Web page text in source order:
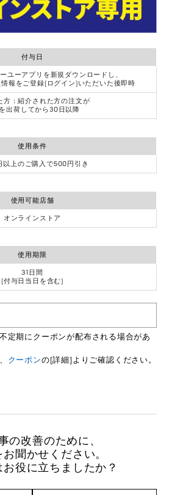
付与日
ユーアプリを新規ダウンロードし、
報をご登録(ログイン)いただいた後即時
方：紹介された方の注文が
出荷してから30日以降
使用条件
上のご購入で500円引き
使用可能店舗
オンラインストア
使用期限
31日間
(付与日当日を含む)
定期にクーポンが配布される場合があ
クーポンの[詳細]よりご確認ください。
の改善のために、
聞かせください。
役に立ちましたか？